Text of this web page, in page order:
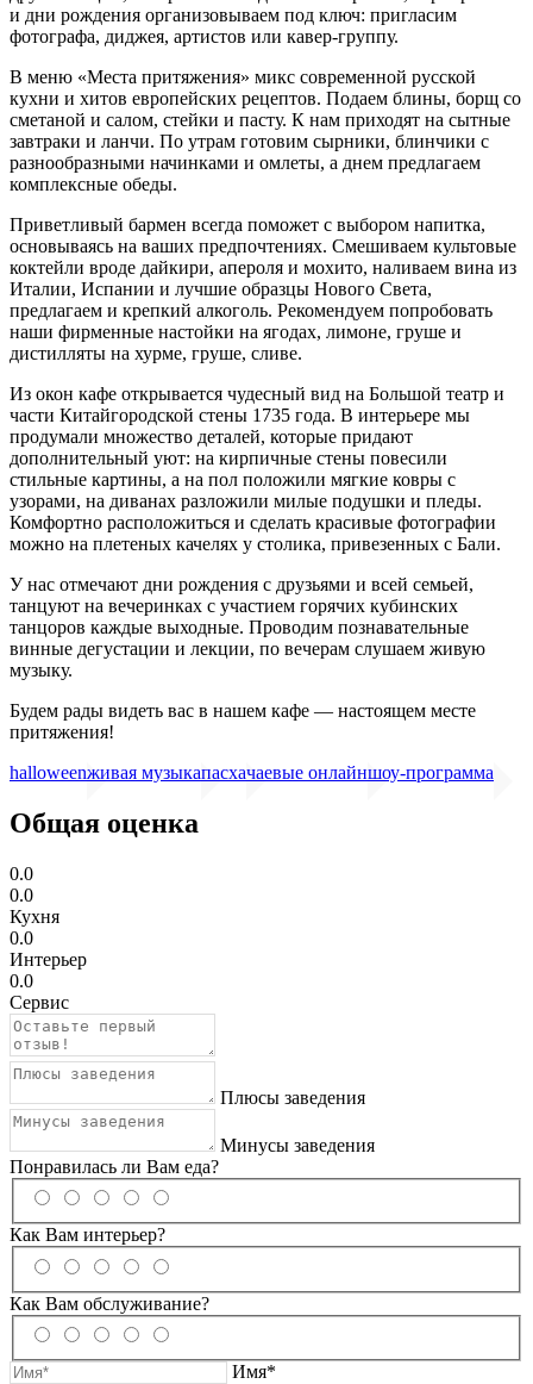
и дни рождения организовываем под ключ: пригласим
фотографа, диджея, артистов или кавер-группу.
В меню «Места притяжения» микс современной русской
кухни и хитов европейских рецептов. Подаем блины, борщ со
сметаной и салом, стейки и пасту. К нам приходят на сытные
завтраки и ланчи. По утрам готовим сырники, блинчики с
разнообразными начинками и омлеты, а днем предлагаем
комплексные обеды.
Приветливый бармен всегда поможет с выбором напитка,
основываясь на ваших предпочтениях. Смешиваем культовые
коктейли вроде дайкири, апероля и мохито, наливаем вина из
Италии, Испании и лучшие образцы Нового Света,
предлагаем и крепкий алкоголь. Рекомендуем попробовать
наши фирменные настойки на ягодах, лимоне, груше и
дистилляты на хурме, груше, сливе.
Из окон кафе открывается чудесный вид на Большой театр и
части Китайгородской стены 1735 года. В интерьере мы
продумали множество деталей, которые придают
дополнительный уют: на кирпичные стены повесили
стильные картины, а на пол положили мягкие ковры с
узорами, на диванах разложили милые подушки и пледы.
Комфортно расположиться и сделать красивые фотографии
можно на плетеных качелях у столика, привезенных с Бали.
У нас отмечают дни рождения с друзьями и всей семьей,
танцуют на вечеринках с участием горячих кубинских
танцоров каждые выходные. Проводим познавательные
винные дегустации и лекции, по вечерам слушаем живую
музыку.
Будем рады видеть вас в нашем кафе — настоящем месте
притяжения!
halloweenживая музыкапасхачаевые онлайншоу-программа
Общая оценка
0.0
0.0
Кухня
0.0
Интерьер
0.0
Сервис
Плюсы заведения
Минусы заведения
Понравилась ли Вам еда?
Как Вам интерьер?
Как Вам обслуживание?
Имя*